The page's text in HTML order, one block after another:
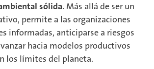
sólida. Más allá de ser un
permite a las organizaciones
informadas, anticiparse a riesgos
hacia modelos productivos
los límites del planeta.